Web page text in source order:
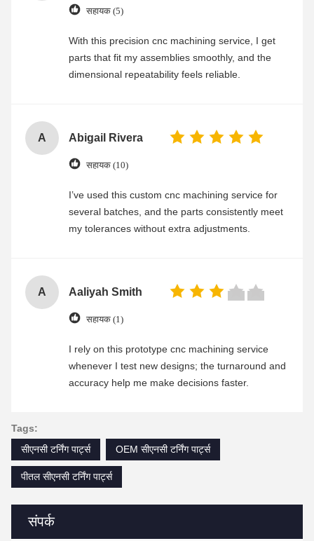
संपर्क
सहायक (5)
With this precision cnc machining service, I get
parts that fit my assemblies smoothly, and the
dimensional repeatability feels reliable.
A Abigail Rivera
सहायक (10)
I’ve used this custom cnc machining service for
several batches, and the parts consistently meet
my tolerances without extra adjustments.
A Aaliyah Smith
सहायक (1)
I rely on this prototype cnc machining service
whenever I test new designs; the turnaround and
accuracy help me make decisions faster.
Tags:
सीएनसी टर्निंग पार्ट्स
OEM सीएनसी टर्निंग पार्ट्स
पीतल सीएनसी टर्निंग पार्ट्स